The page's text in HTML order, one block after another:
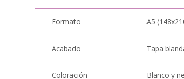
Formato A5
Acabado Tapa
Coloración Blanco y